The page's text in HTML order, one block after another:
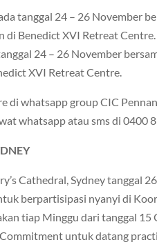
tanggal 24 – 26 November
di Benedict XVI Retreat
24 – 26 November
XVI Retreat Centre.
di whatsapp group CIC
whatsapp atau sms di 0400
Cathedral, Sydney tanggal 26
berpartisipasi nyanyi di
tiap Minggu dari tanggal 15
untuk datang